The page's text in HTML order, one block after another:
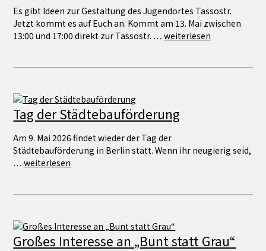
Es gibt Ideen zur Gestaltung des Jugendortes Tassostr.
Jetzt kommt es auf Euch an. Kommt am 13. Mai zwischen
13:00 und 17:00 direkt zur Tassostr. …weiterlesen
Tag der Städtebauförderung
Am 9. Mai 2026 findet wieder der Tag der
Städtebauförderung in Berlin statt. Wenn ihr neugierig seid,
…weiterlesen
Großes Interesse an „Bunt statt Grau“